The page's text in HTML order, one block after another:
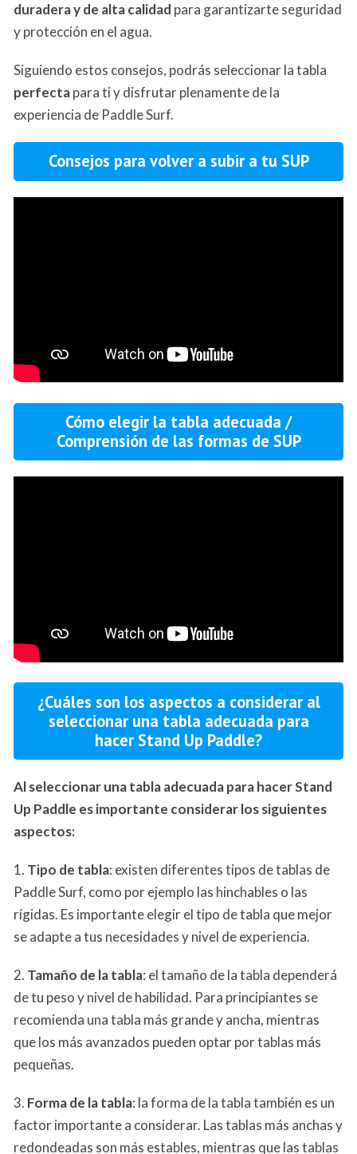
duradera y de alta calidad para garantizarte seguridad
y protección en el agua.
Siguiendo estos consejos, podrás seleccionar la tabla
perfectapara ti y disfrutar plenamente de la
experiencia de Paddle Surf.
Consejos para volver a subir a tu SUP
Cómo elegir la tabla adecuada /
Comprensión de las formas de SUP
¿Cuáles son los aspectos a considerar al
seleccionar una tabla adecuada para
hacer Stand Up Paddle?
Al seleccionar una tabla adecuada para hacer Stand
Up Paddle es importante considerar los siguientes
aspectos:
1. Tipo de tabla: existen diferentes tipos de tablas de
Paddle Surf, como por ejemplo las hinchables o las
rígidas. Es importante elegir el tipo de tabla que mejor
se adapte a tus necesidades y nivel de experiencia.
2. Tamaño de la tabla: el tamaño de la tabla dependerá
de tu peso y nivel de habilidad. Para principiantes se
recomienda una tabla más grande y ancha, mientras
que los más avanzados pueden optar por tablas más
pequeñas.
3. Forma de la tabla: la forma de la tabla también es un
factor importante a considerar. Las tablas más anchas y
redondeadas son más estables, mientras que las tablas